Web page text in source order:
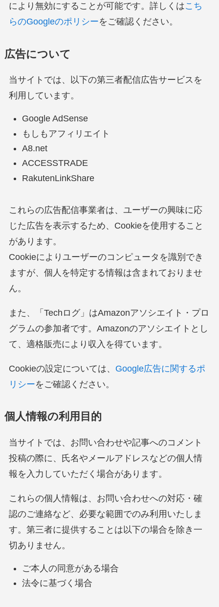
により無効にすることが可能です。詳しくはこち
らのGoogleのポリシーをご確認ください。
広告について
当サイトでは、以下の第三者配信広告サービスを
利用しています。
Google AdSense
もしもアフィリエイト
A8.net
ACCESSTRADE
RakutenLinkShare
これらの広告配信事業者は、ユーザーの興味に応
じた広告を表示するため、Cookieを使用すること
があります。
Cookieによりユーザーのコンピュータを識別でき
ますが、個人を特定する情報は含まれておりませ
ん。
また、「Techログ」はAmazonアソシエイト・プロ
グラムの参加者です。Amazonのアソシエイトとし
て、適格販売により収入を得ています。
Cookieの設定については、 Google広告に関するポ
リシーをご確認ください。
個人情報の利用目的
当サイトでは、お問い合わせや記事へのコメント
投稿の際に、氏名やメールアドレスなどの個人情
報を入力していただく場合があります。
これらの個人情報は、お問い合わせへの対応・確
認のご連絡など、必要な範囲でのみ利用いたしま
す。第三者に提供することは以下の場合を除き一
切ありません。
ご本人の同意がある場合
法令に基づく場合